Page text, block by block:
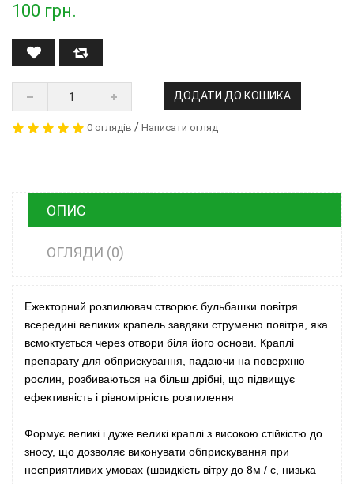
100 грн.
ДОДАТИ ДО КОШИКА
0 оглядів / Написати огляд
ОПИС
ОГЛЯДИ (0)
Ежекторний розпилювач створює бульбашки повітря
всередині великих крапель завдяки струменю повітря, яка
всмоктується через отвори біля його основи. Краплі
препарату для обприскування, падаючи на поверхню
рослин, розбиваються на більш дрібні, що підвищує
ефективність і рівномірність розпилення
Формує великі і дуже великі краплі з високою стійкістю до
зносу, що дозволяє виконувати обприскування при
несприятливих умовах (швидкість вітру до 8м / с, низька